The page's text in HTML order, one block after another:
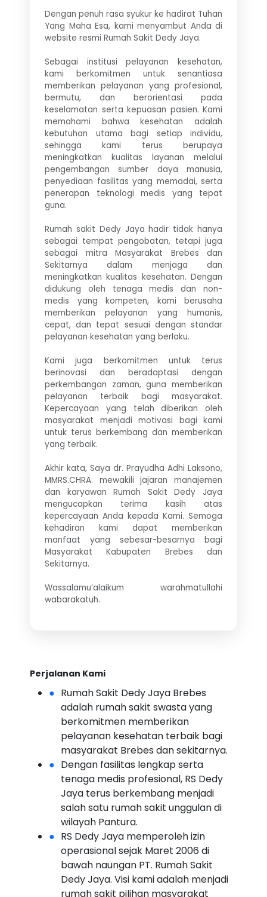
Dengan penuh rasa syukur ke hadirat Tuhan
Yang Maha Esa, kami menyambut Anda di
website resmi Rumah Sakit Dedy Jaya.
Sebagai institusi pelayanan kesehatan,
kami berkomitmen untuk senantiasa
memberikan pelayanan yang profesional,
bermutu, dan berorientasi pada
keselamatan serta kepuasan pasien. Kami
memahami bahwa kesehatan adalah
kebutuhan utama bagi setiap individu,
sehingga kami terus berupaya
meningkatkan kualitas layanan melalui
pengembangan sumber daya manusia,
penyediaan fasilitas yang memadai, serta
penerapan teknologi medis yang tepat
guna.
Rumah sakit Dedy Jaya hadir tidak hanya
sebagai tempat pengobatan, tetapi juga
sebagai mitra Masyarakat Brebes dan
Sekitarnya dalam menjaga dan
meningkatkan kualitas kesehatan. Dengan
didukung oleh tenaga medis dan non-
medis yang kompeten, kami berusaha
memberikan pelayanan yang humanis,
cepat, dan tepat sesuai dengan standar
pelayanan kesehatan yang berlaku.
Kami juga berkomitmen untuk terus
berinovasi dan beradaptasi dengan
perkembangan zaman, guna memberikan
pelayanan terbaik bagi masyarakat.
Kepercayaan yang telah diberikan oleh
masyarakat menjadi motivasi bagi kami
untuk terus berkembang dan memberikan
yang terbaik.
Akhir kata, Saya dr. Prayudha Adhi Laksono,
MMRS.CHRA. mewakili jajaran manajemen
dan karyawan Rumah Sakit Dedy Jaya
mengucapkan terima kasih atas
kepercayaan Anda kepada Kami. Semoga
kehadiran kami dapat memberikan
manfaat yang sebesar-besarnya bagi
Masyarakat Kabupaten Brebes dan
Sekitarnya.
Wassalamu’alaikum warahmatullahi
wabarakatuh.
Perjalanan Kami
Rumah Sakit Dedy Jaya Brebes
adalah rumah sakit swasta yang
berkomitmen memberikan
pelayanan kesehatan terbaik bagi
masyarakat Brebes dan sekitarnya.
Dengan fasilitas lengkap serta
tenaga medis profesional, RS Dedy
Jaya terus berkembang menjadi
salah satu rumah sakit unggulan di
wilayah Pantura.
RS Dedy Jaya memperoleh izin
operasional sejak Maret 2006 di
bawah naungan PT. Rumah Sakit
Dedy Jaya. Visi kami adalah menjadi
rumah sakit pilihan masyarakat